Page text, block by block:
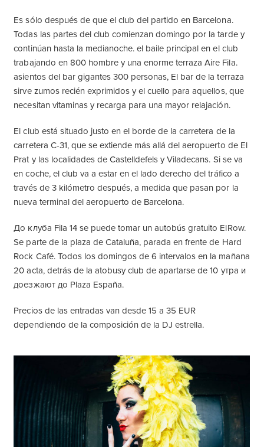
Es sólo después de que el club del partido en Barcelona.
Todas las partes del club comienzan domingo por la tarde y
continúan hasta la medianoche. el baile principal en el club
trabajando en 800 hombre y una enorme terraza Aire Fila.
asientos del bar gigantes 300 personas, El bar de la terraza
sirve zumos recién exprimidos y el cuello para aquellos, que
necesitan vitaminas y recarga para una mayor relajación.
El club está situado justo en el borde de la carretera de la
carretera C-31, que se extiende más allá del aeropuerto de El
Prat y las localidades de Castelldefels y Viladecans. Si se va
en coche, el club va a estar en el lado derecho del tráfico a
través de 3 kilómetro después, a medida que pasan por la
nueva terminal del aeropuerto de Barcelona.
До клуба Fila 14 se puede tomar un autobús gratuito ElRow.
Se parte de la plaza de Cataluña, parada en frente de Hard
Rock Café. Todos los domingos de 6 intervalos en la mañana
20 acta, detrás de la atobusy club de apartarse de 10 утра и
доезжают до Plaza España.
Precios de las entradas van desde 15 a 35 EUR
dependiendo de la composición de la DJ estrella.